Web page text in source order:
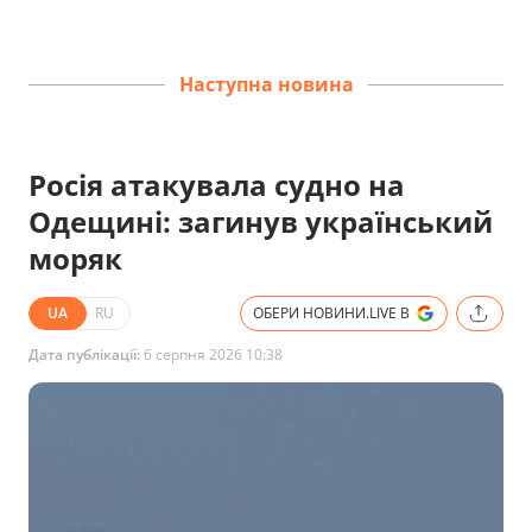
Наступна новина
Росія атакувала судно на
Одещині: загинув український
моряк
UA RU ОБЕРИ НОВИНИ.LIVE В
Дата публікації: 6 серпня 2026 10:38